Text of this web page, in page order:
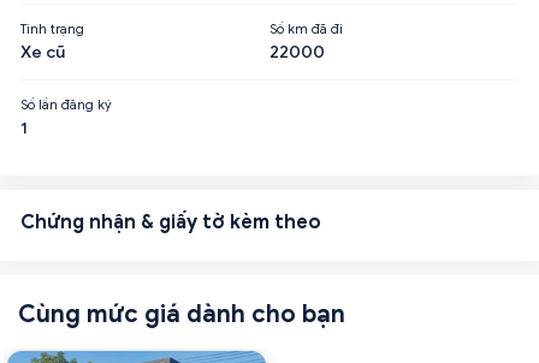
Tình trạng
Xe cũ
Số km đã đi
22000
Số lần đăng ký
1
Chứng nhận & giấy tờ kèm theo
Cùng mức giá dành cho bạn